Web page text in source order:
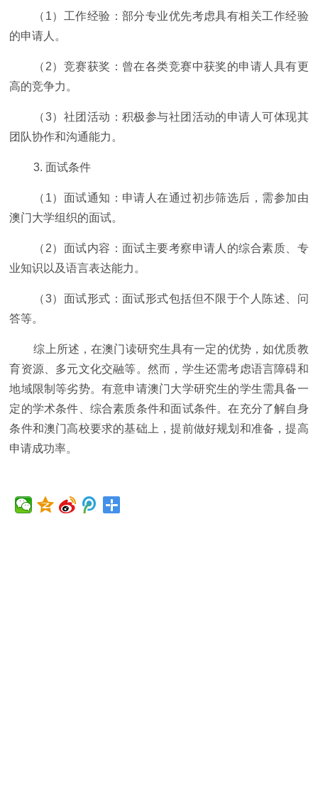
（1）工作经验：部分专业优先考虑具有相关工作经验
的申请人。
（2）竞赛获奖：曾在各类竞赛中获奖的申请人具有更
高的竞争力。
（3）社团活动：积极参与社团活动的申请人可体现其
团队协作和沟通能力。
3. 面试条件
（1）面试通知：申请人在通过初步筛选后，需参加由
澳门大学组织的面试。
（2）面试内容：面试主要考察申请人的综合素质、专
业知识以及语言表达能力。
（3）面试形式：面试形式包括但不限于个人陈述、问
答等。
综上所述，在澳门读研究生具有一定的优势，如优质教
育资源、多元文化交融等。然而，学生还需考虑语言障碍和
地域限制等劣势。有意申请澳门大学研究生的学生需具备一
定的学术条件、综合素质条件和面试条件。在充分了解自身
条件和澳门高校要求的基础上，提前做好规划和准备，提高
申请成功率。